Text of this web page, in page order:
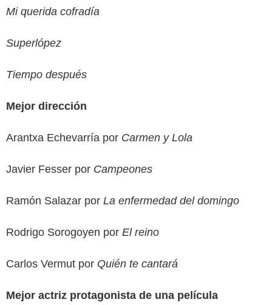
Mi querida cofradía
Superlópez
Tiempo después
Mejor dirección
Arantxa Echevarría por Carmen y Lola
Javier Fesser por Campeones
Ramón Salazar por La enfermedad del domingo
Rodrigo Sorogoyen por El reino
Carlos Vermut por Quién te cantará
Mejor actriz protagonista de una película